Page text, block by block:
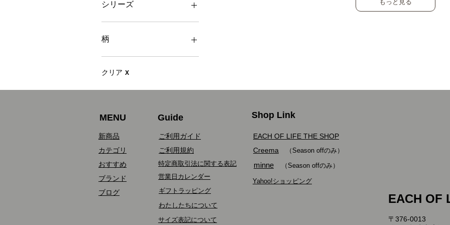
素材：革
金額：10,001～15,000円
金額：30,001円～
シリーズ
■一生着たいシリーズ
■ドットカットジャガード
■フレンチリネン
■トリプルガーゼ
■サマーウール
■リネンファナージュ
■ミラノポンチ
■シャンブレー
■プルミエルリネン
■高密度ストライプ
■ウールインナー
柄
柄：無地
柄：ボーダー
クリア X
もっと見る
MENU
新商品
カテゴリ
おすすめ
ブランド
ブログ
Guide
ご利用ガイド
ご利用規約
特定商取引法に関する表記
営業日カレンダー
ギフトラッピング
わたしたちについて
サイズ表記について
Shop Link
EACH OF LIFE THE SHOP
Creema
（Season offのみ）
minne （Season offのみ）
Yahoo!ショッピング
​EACH OF
〒376-0013